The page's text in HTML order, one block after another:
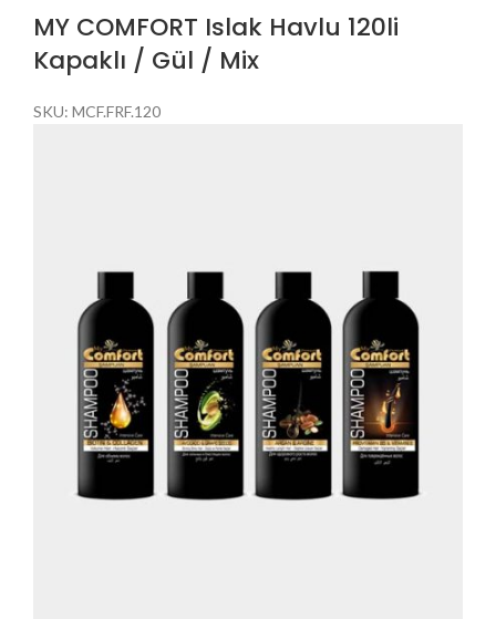
MY COMFORT Islak Havlu 120li
Kapaklı / Gül / Mix
SKU: MCF.FRF.120